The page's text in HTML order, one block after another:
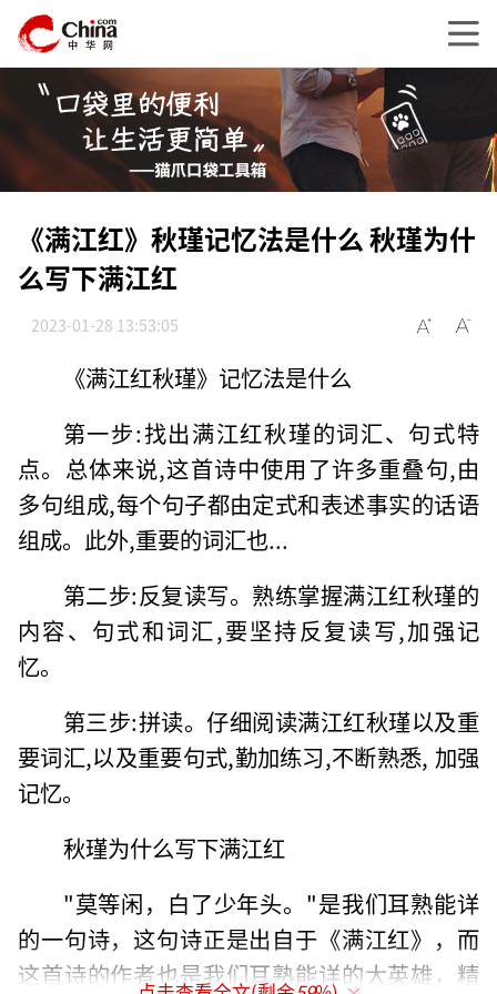
《满江红》秋瑾记忆法是什么 秋瑾为什
么写下满江红
2023-01-28 13:53:05
《满江红秋瑾》记忆法是什么
第一步:找出满江红秋瑾的词汇、句式特
点。总体来说,这首诗中使用了许多重叠句,由
多句组成,每个句子都由定式和表述事实的话语
组成。此外,重要的词汇也...
第二步:反复读写。熟练掌握满江红秋瑾的
内容、句式和词汇,要坚持反复读写,加强记
忆。
第三步:拼读。仔细阅读满江红秋瑾以及重
要词汇,以及重要句式,勤加练习,不断熟悉, 加强
记忆。
秋瑾为什么写下满江红
"莫等闲，白了少年头。"是我们耳熟能详
的一句诗，这句诗正是出自于《满江红》，而
这首诗的作者也是我们耳熟能详的大英雄，精